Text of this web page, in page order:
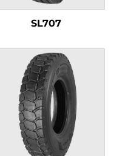
SL707